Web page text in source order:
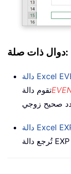
دوال ذات صلة:
دالة Excel
تقوم دالة
دالة Excel